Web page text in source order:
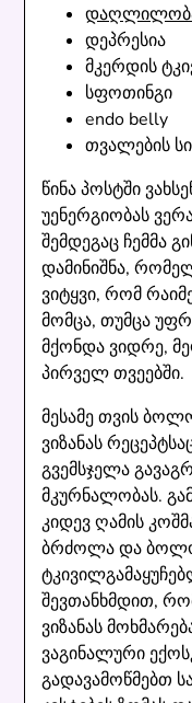
დეპრესია
მკერდის
სფოთინგი
endo belly
თვალების
წინა პოსტში
უენერგიობას
შემდეგაც ჩემმა
დამინიშნა,
ვიტყვი, რომ
მომცა, თუმცა
მქონდა ვიდრე,
პირველ თვეებში.
მესამე თვის
ვიზანას
გვემსჯელა
მკურნალობას.
კიდევ ღამის
ბრძოლა და ბოლო
შევთანხმდით,
ვიზანას
ვაგინალური
გადავამოწმებთ